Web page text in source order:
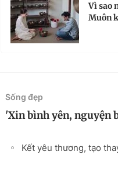
Vì sao
Muôn
Sống đẹp
'Xin bình yên, nguyện
Kết yêu thương, tạo